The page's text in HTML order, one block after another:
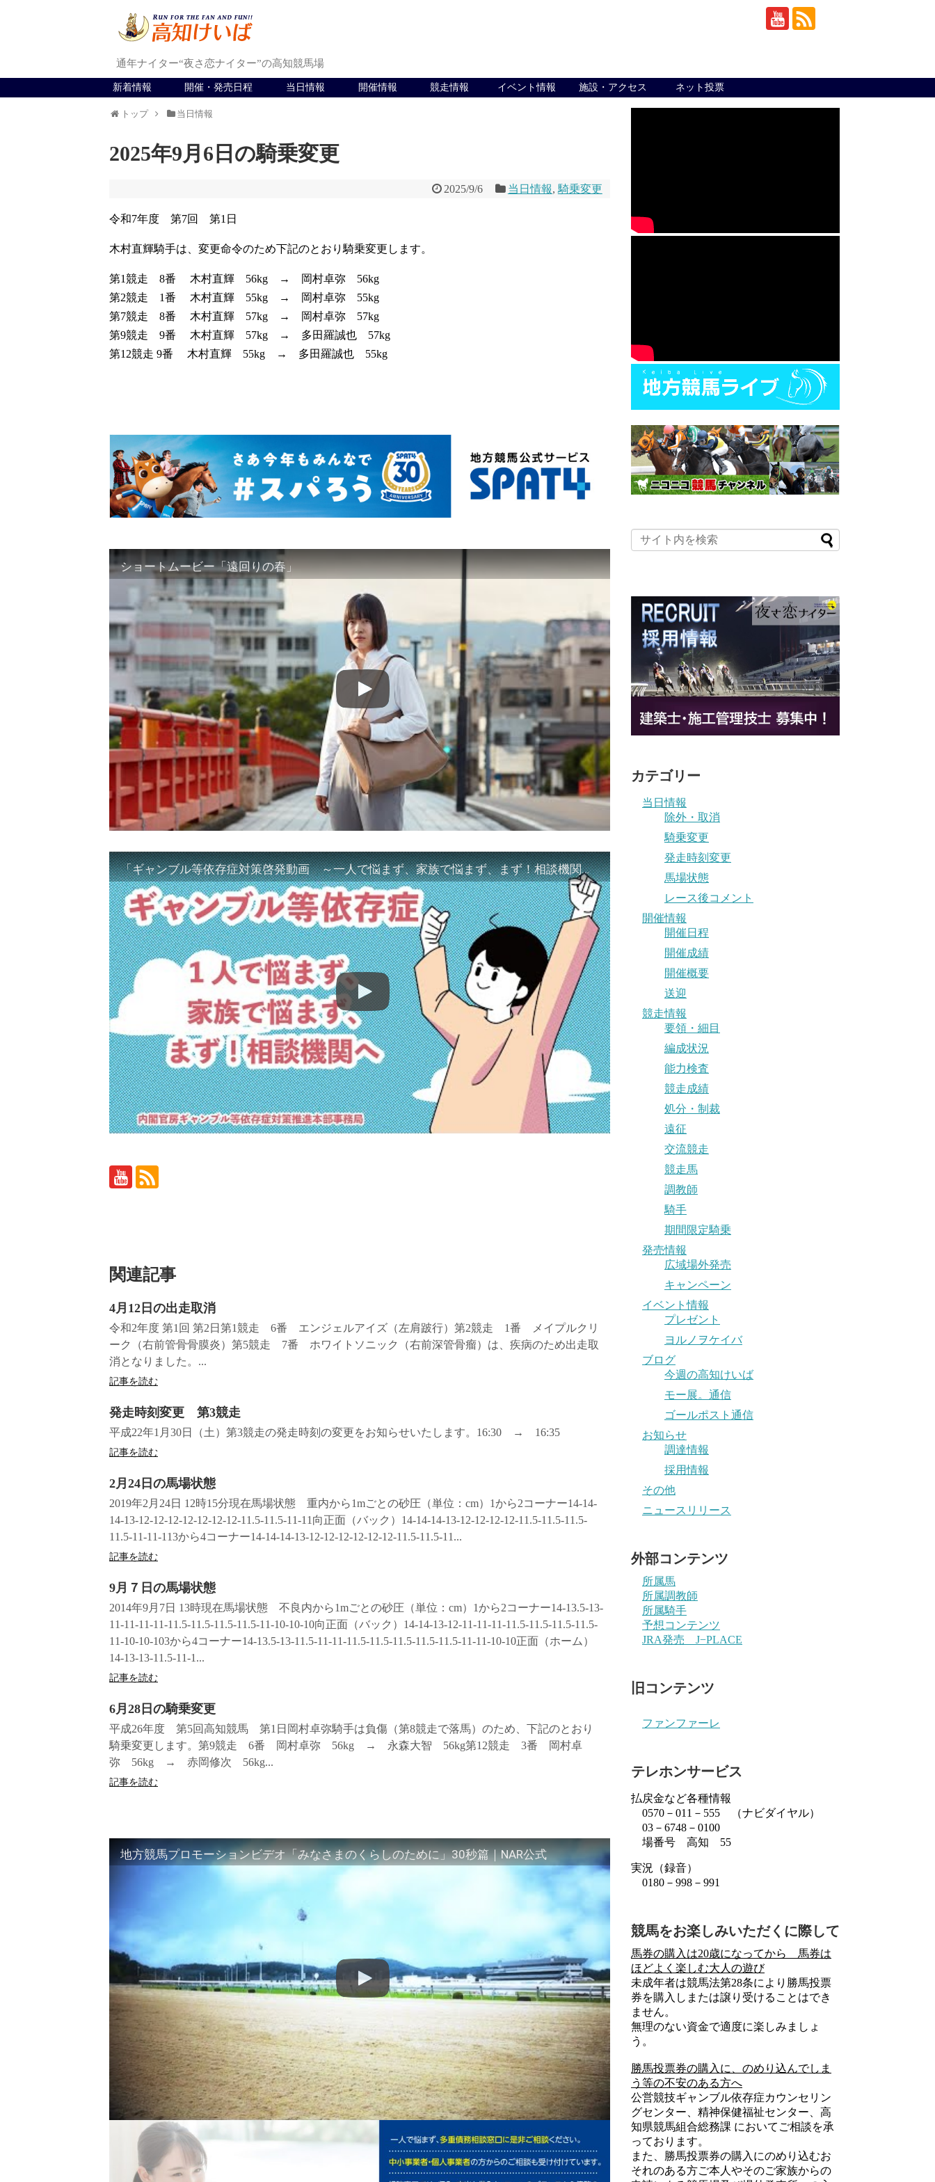
通年ナイター“夜さ恋ナイター”の高知競馬場
新着情報 開催・発売日程 当日情報 開催情報 競走情報 イベント情報 施設・アクセス ネット投票
トップ 当日情報
2025年9月6日の騎乗変更
2025/9/6 当日情報, 騎乗変更
令和7年度 第7回 第1日
木村直輝騎手は、変更命令のため下記のとおり騎乗変更します。
第1競走 8番 木村直輝 56kg → 岡村卓弥 56kg
第2競走 1番 木村直輝 55kg → 岡村卓弥 55kg
第7競走 8番 木村直輝 57kg → 岡村卓弥 57kg
第9競走 9番 木村直輝 57kg → 多田羅誠也 57kg
第12競走 9番 木村直輝 55kg → 多田羅誠也 55kg
ショートムービー「遠回りの春」
「ギャンブル等依存症対策啓発動画 ～一人で悩まず、家族で悩まず、まず！相談機関へ～」
関連記事
4月12日の出走取消
令和2年度 第1回 第2日第1競走 6番 エンジェルアイズ（左肩跛行）第2競走 1番 メイプルクリ
ーク（右前管骨骨膜炎）第5競走 7番 ホワイトソニック（右前深管骨瘤）は、疾病のため出走取
消となりました。...
記事を読む
発走時刻変更 第3競走
平成22年1月30日（土）第3競走の発走時刻の変更をお知らせいたします。16:30 → 16:35
記事を読む
2月24日の馬場状態
2019年2月24日 12時15分現在馬場状態 重内から1mごとの砂圧（単位：cm）1から2コーナー14-14-
14-13-12-12-12-12-12-12-12-11.5-11.5-11-11向正面（バック）14-14-14-13-12-12-12-12-11.5-11.5-11.5-
11.5-11-11-113から4コーナー14-14-14-13-12-12-12-12-12-12-11.5-11.5-11...
記事を読む
9月７日の馬場状態
2014年9月7日 13時現在馬場状態 不良内から1mごとの砂圧（単位：cm）1から2コーナー14-13.5-13-
11-11-11-11-11.5-11.5-11.5-11.5-11-10-10-10向正面（バック）14-14-13-12-11-11-11-11.5-11.5-11.5-11.5-
11-10-10-103から4コーナー14-13.5-13-11.5-11-11-11.5-11.5-11.5-11.5-11.5-11-11-10-10正面（ホーム）
14-13-13-11.5-11-1...
記事を読む
6月28日の騎乗変更
平成26年度 第5回高知競馬 第1日岡村卓弥騎手は負傷（第8競走で落馬）のため、下記のとおり
騎乗変更します。第9競走 6番 岡村卓弥 56kg → 永森大智 56kg第12競走 3番 岡村卓
弥 56kg → 赤岡修次 56kg...
記事を読む
地方競馬プロモーションビデオ「みなさまのくらしのために」30秒篇｜NAR公式
カテゴリー
当日情報
除外・取消
騎乗変更
発走時刻変更
馬場状態
レース後コメント
開催情報
開催日程
開催成績
開催概要
送迎
競走情報
要領・細目
編成状況
能力検査
競走成績
処分・制裁
遠征
交流競走
競走馬
調教師
騎手
期間限定騎乗
発売情報
広域場外発売
キャンペーン
イベント情報
プレゼント
ヨルノヲケイバ
ブログ
今週の高知けいば
モー展。通信
ゴールポスト通信
お知らせ
調達情報
採用情報
その他
ニュースリリース
外部コンテンツ
所属馬
所属調教師
所属騎手
予想コンテンツ
JRA発売 J−PLACE
旧コンテンツ
ファンファーレ
テレホンサービス
払戻金など各種情報
0570－011－555 （ナビダイヤル）
03－6748－0100
場番号 高知 55
実況（録音）
0180－998－991
競馬をお楽しみいただくに際して
馬券の購入は20歳になってから 馬券は
ほどよく楽しむ大人の遊び
未成年者は競馬法第28条により勝馬投票
券を購入しまたは譲り受けることはでき
ません。
無理のない資金で適度に楽しみましょ
う。
勝馬投票券の購入に、のめり込んでしま
う等の不安のある方へ
公営競技ギャンブル依存症カウンセリン
グセンター、精神保健福祉センター、高
知県競馬組合総務課 においてご相談を承
っております。
また、勝馬投票券の購入にのめり込むお
それのある方ご本人やそのご家族からの